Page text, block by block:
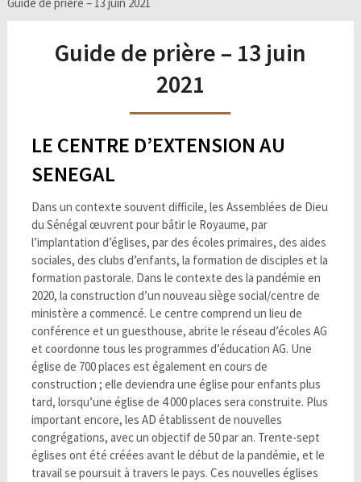
Guide de prière – 13 juin
2021
LE CENTRE D’EXTENSION AU
SENEGAL
Dans un contexte souvent difficile, les Assemblées de Dieu
du Sénégal œuvrent pour bâtir le Royaume, par
l’implantation d’églises, par des écoles primaires, des aides
sociales, des clubs d’enfants, la formation de disciples et la
formation pastorale. Dans le contexte des la pandémie en
2020, la construction d’un nouveau siège social/centre de
ministère a commencé. Le centre comprend un lieu de
conférence et un guesthouse, abrite le réseau d’écoles AG
et coordonne tous les programmes d’éducation AG. Une
église de 700 places est également en cours de
construction ; elle deviendra une église pour enfants plus
tard, lorsqu’une église de 4 000 places sera construite. Plus
important encore, les AD établissent de nouvelles
congrégations, avec un objectif de 50 par an. Trente-sept
églises ont été créées avant le début de la pandémie, et le
travail se poursuit à travers le pays. Ces nouvelles églises